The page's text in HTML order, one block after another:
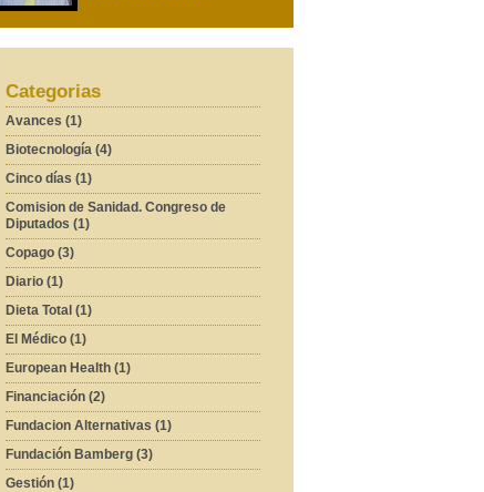
Categorias
Avances (1)
Biotecnología (4)
Cinco días (1)
Comision de Sanidad. Congreso de
Diputados (1)
Copago (3)
Diario (1)
Dieta Total (1)
El Médico (1)
European Health (1)
Financiación (2)
Fundacion Alternativas (1)
Fundación Bamberg (3)
Gestión (1)